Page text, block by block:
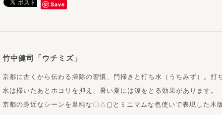
Save
竹中健司「ウチミズ」
京都に古くから伝わる掃除の習慣、門掃きと打ち水（うちみず）。打
水は掃いたあとホコリを抑え、暑い夏には涼をとる効果があります。
京都の身近なシーンを単純な〇△▢とミニマムな色使いで表現した木